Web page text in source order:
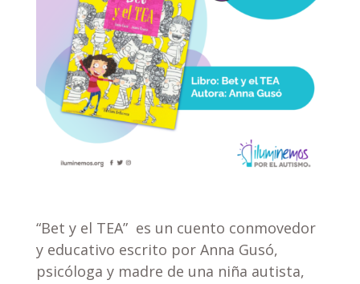
“Bet y el TEA” es un cuento conmovedor
y educativo escrito por Anna Gusó,
psicóloga y madre de una niña autista,